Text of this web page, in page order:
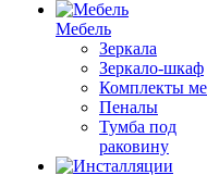
Мебель
Зеркала
Зеркало-шкаф
Комплекты
Пеналы
Тумба под
раковину